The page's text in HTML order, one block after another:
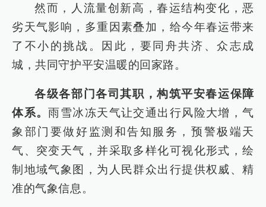
然而，人流量创新高，春运结构变化，恶
劣天气影响，多重因素叠加，给今年春运带来
了不小的挑战。因此，要同舟共济、众志成
城，共同守护平安温暖的回家路。
各级各部门各司其职，构筑平安春运保障
体系。雨雪冰冻天气让交通出行风险大增，气
象部门要做好监测和告知服务，预警极端天
气、突变天气，并采取多样化可视化形式，绘
制地域气象图，为人民群众出行提供权威、精
准的气象信息。